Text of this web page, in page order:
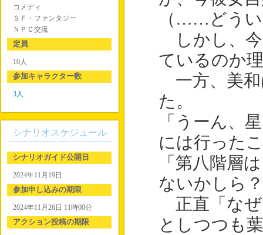
（……どう
しかし、今
ているのか
一方、美和
た。
「うーん、
には行った
「第八階層
ないかしら
正直「なぜ
としつつも
コメディ
ＳＦ・ファンタジー
ＮＰＣ交流
定員
10人
参加キャラクター数
3人
シナリオスケジュール
シナリオガイド公開日
2024年11月19日
参加申し込みの期限
2024年11月26日 11時00分
アクション投稿の期限